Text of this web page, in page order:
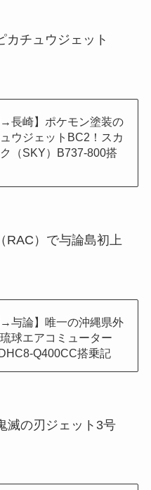
カチュウジェット
→長崎】ポケモン塗装の
ウジェットBC2！スカ
（SKY）B737-800搭
RAC）で与論島初上
→与論】唯一の沖縄県外
球エアコミューター
Q400CC搭乗記
滅の刃ジェット3号